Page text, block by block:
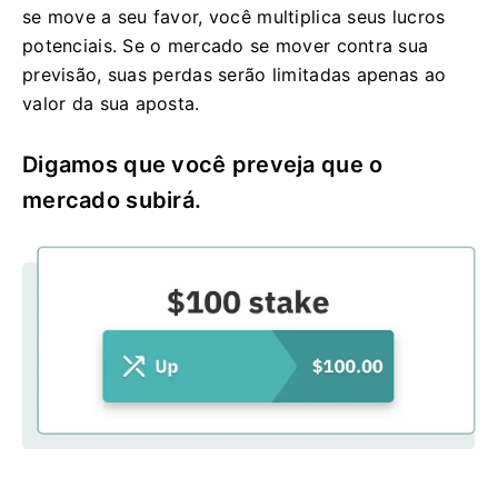
se move a seu favor, você multiplica seus lucros
potenciais. Se o mercado se mover contra sua
previsão, suas perdas serão limitadas apenas ao
valor da sua aposta.
Digamos que você preveja que o
mercado subirá.